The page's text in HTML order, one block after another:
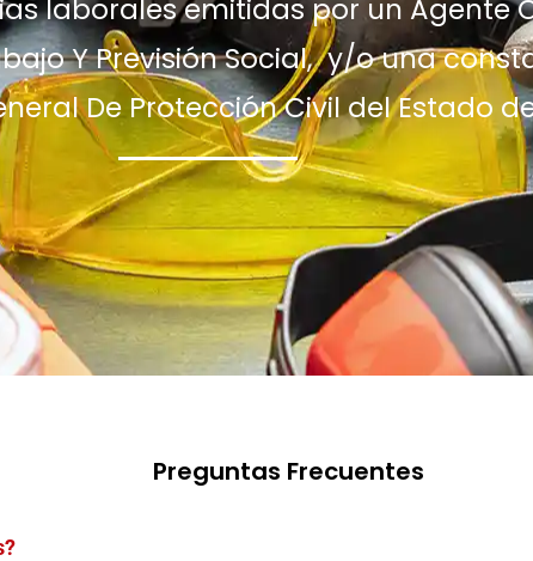
laborales emitidas por un Agente
Y Previsión Social, y/o una
De Protección Civil del Estado
Preguntas Frecuentes